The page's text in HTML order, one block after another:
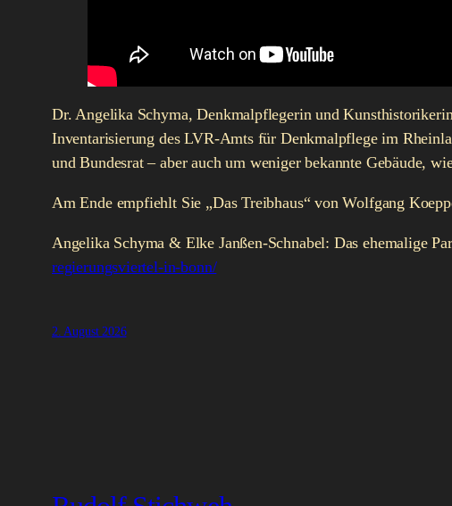
Dr. Angelika Schyma, Denkmalpflegerin und
Inventarisierung des LVR-Amts für Denkmalpflege im
und Bundesrat – aber auch um weniger bekannte Gebäude,
Am Ende empfiehlt Sie „Das Treibhaus“ von Wolfgang
Angelika Schyma & Elke Janßen-Schnabel: Das ehemalige
regierungsviertel-in-bonn/
2. August 2026